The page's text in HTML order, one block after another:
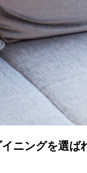
ニングを選ば